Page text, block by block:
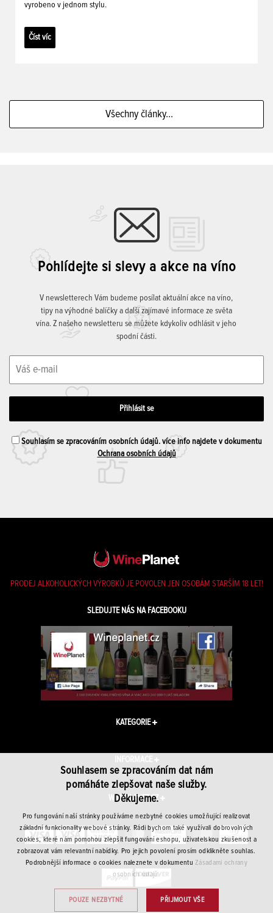
vyrobeno v jednom stylu.
Číst víc
Všechny články...
Pohlídejte si slevy a akce na víno
V newsletterech Vám budeme posílat aktuální akce na víno,
tipy na výhodné balíčky a další zajímavé informace ze světa
vína. Z našeho newsletteru se můžete kdykoliv odhlásit v jeho
spodní části.
Souhlasím se zpracováním osobních údajů. více info najdete v dokumentu
Ochrana osobních údajů
PRODEJ ALKOHOLICKÝCH VÝROBKŮ JE POVOLEN JEN OSOBÁM STARŠÍM 18 LET!
SLEDUJTE NÁS NA FACEBOOKU
KATEGORIE
INFORMACE
WINEPLANET.CZ
Souhlasem se zpracováním dat nám
pomáháte zlepšovat naše služby.
Děkujeme.
Pro fungování naší stránky používáme nezbytné cookies umožňující realizovat
základní funkcionality webové stránky. Rádi bychom také využívali dobrovolných
cookies, které nám pomohou zlepšit fungování eshopu, uživatelskou zkušenost a
zobrazovat vám relevantní nabídky. Pro jejich povolení prosím odklikněte souhlas.
Podrobnější informace o cookies naleznete v dokumentuZásadami ochrany
osobních údajů.
PŘIJMOUT VŠE
POUZE NEZBYTNÉ